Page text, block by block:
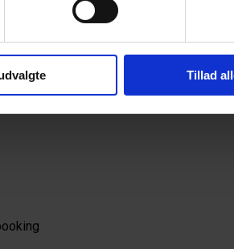
Tillad
japanske køkken.